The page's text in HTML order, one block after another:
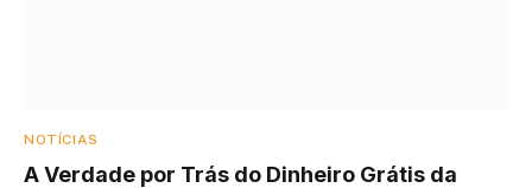
NOTÍCIAS
A Verdade por Trás do Dinheiro Grátis da